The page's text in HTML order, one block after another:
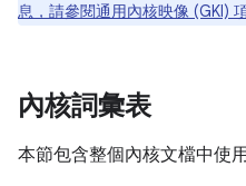
息，請參閱通用內核映像 (GKI)
內核詞彙表
本節包含整個內核文檔中使用